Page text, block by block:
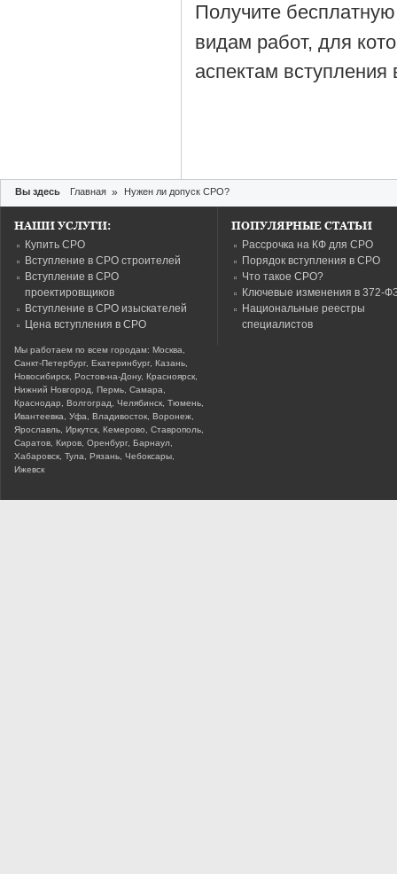
Получите
видам работ, для
аспектам
Вы здесь Главная » Нужен ли допуск СРО?
НАШИ УСЛУГИ:
Купить СРО
Вступление в СРО строителей
Вступление в СРО
проектировщиков
Вступление в СРО изыскателей
Цена вступления в СРО
Мы работаем по всем городам: Москва,
Санкт-Петербург, Екатеринбург, Казань,
Новосибирск, Ростов-на-Дону, Красноярск,
Нижний Новгород, Пермь, Самара,
Краснодар, Волгоград, Челябинск, Тюмень,
Ивантеевка, Уфа, Владивосток, Воронеж,
Ярославль, Иркутск, Кемерово, Ставрополь,
Саратов, Киров, Оренбург, Барнаул,
Хабаровск, Тула, Рязань, Чебоксары,
Ижевск
ПОПУЛЯРНЫЕ СТАТЬИ
Рассрочка на КФ для СРО
Порядок вступления в СРО
Что такое СРО?
Ключевые изменения в 372-
Национальные реестры
специалистов